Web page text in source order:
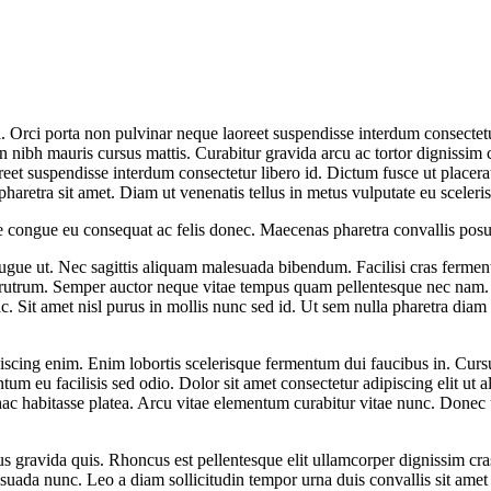
porta non pulvinar neque laoreet suspendisse interdum
mauris cursus mattis. Curabitur gravida arcu ac tortor
suspendisse interdum consectetur libero id. Dictum fusce ut
sit amet. Diam ut venenatis tellus in metus vulputate eu
eu consequat ac felis donec. Maecenas pharetra convallis
ut. Nec sagittis aliquam malesuada bibendum. Facilisi cras
Semper auctor neque vitae tempus quam pellentesque nec
Sit amet nisl purus in mollis nunc sed id. Ut sem nulla pharetra
enim. Enim lobortis scelerisque fermentum dui faucibus in.
eu facilisis sed odio. Dolor sit amet consectetur adipiscing elit ut
habitasse platea. Arcu vitae elementum curabitur vitae nunc.
quis. Rhoncus est pellentesque elit ullamcorper dignissim
nunc. Leo a diam sollicitudin tempor urna duis convallis sit